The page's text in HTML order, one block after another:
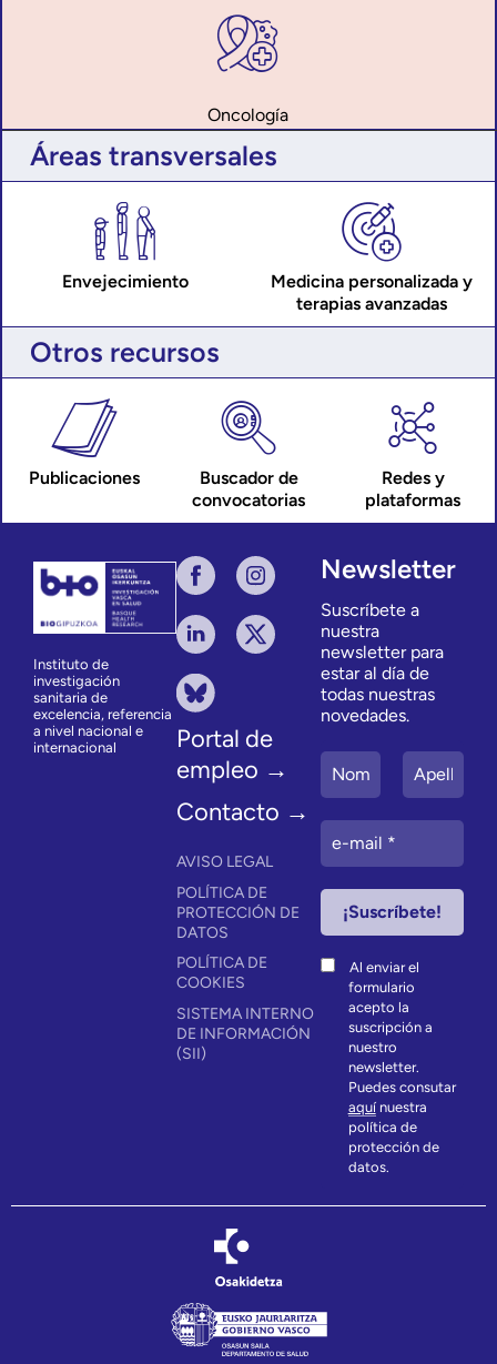
Oncología
Áreas transversales
Envejecimiento
Medicina personalizada y
terapias avanzadas​
Otros recursos
Publicaciones
Buscador de
convocatorias​
Redes y
plataformas​
Instituto de
investigación
sanitaria de
excelencia, referencia
a nivel nacional e
internacional
Portal de
empleo →
Contacto →
AVISO LEGAL
POLÍTICA DE
PROTECCIÓN DE
DATOS
POLÍTICA DE
COOKIES
SISTEMA INTERNO
DE INFORMACIÓN
(SII)
Newsletter
Suscríbete a
nuestra
newsletter para
estar al día de
todas nuestras
novedades.
Al enviar el
formulario
acepto la
suscripción a
nuestro
newsletter.
Puedes consutar
aquínuestra
política de
protección de
datos.